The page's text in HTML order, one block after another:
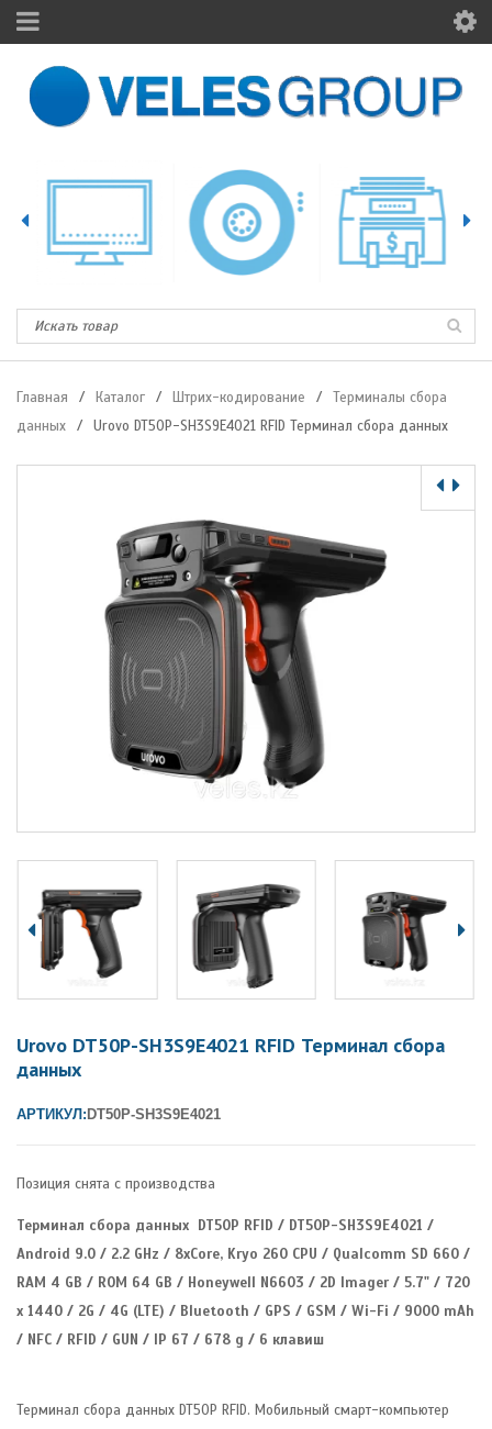
Главная / Каталог / Штрих-кодирование /
Терминалы сбора
данных
/ Urovo DT50P-SH3S9E4021 RFID Терминал сбора данных
Urovo DT50P-SH3S9E4021 RFID Терминал сбора
данных
АРТИКУЛ: DT50P-SH3S9E4021
Позиция снята с производства
Терминал сбора данных DT50P RFID / DT50P-SH3S9E4021 /
Android 9.0 / 2.2 GHz / 8xCore, Kryo 260 CPU / Qualcomm SD 660 /
RAM 4 GB / ROM 64 GB / Honeywell N6603 / 2D Imager / 5.7" / 720
x 1440 / 2G / 4G (LTE) / Bluetooth / GPS / GSM / Wi-Fi / 9000 mAh
/ NFC / RFID / GUN / IP 67 / 678 g / 6 клавиш
Терминал сбора данных DT50P RFID. Мобильный смарт-компьютер